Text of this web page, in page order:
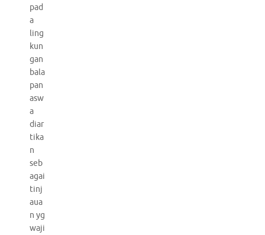
pad
a
ling
kun
gan
bala
pan
asw
a
diar
tika
n
seb
agai
tinj
aua
n yg
waji